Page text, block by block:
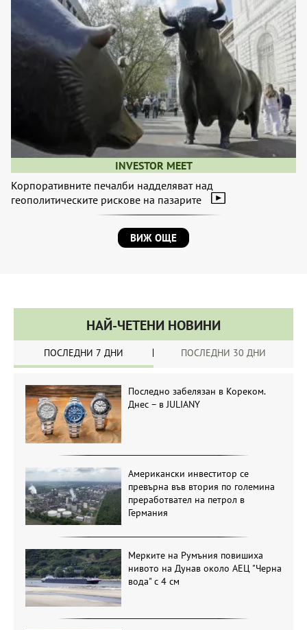
INVESTOR MEET
Корпоративните печалби надделяват над
геополитическите рискове на пазарите
ВИЖ ОЩЕ
НАЙ-ЧЕТЕНИ НОВИНИ
ПОСЛЕДНИ 7 ДНИ ПОСЛЕДНИ 30 ДНИ
Последно забелязан в Кореком.
Днес – в JULIANY
Американски инвеститор се
превърна във втория по големина
преработвател на петрол в
Германия
Мерките на Румъния повишиха
нивото на Дунав около АЕЦ "Черна
вода" с 4 см